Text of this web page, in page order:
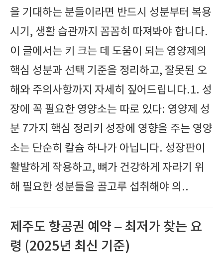
을 기대하는 분들이라면 반드시 성분부터 복용
시기, 생활 습관까지 꼼꼼히 따져봐야 합니다.
이 글에서는 키 크는 데 도움이 되는 영양제의
핵심 성분과 선택 기준을 정리하고, 잘못된 오
해와 주의사항까지 자세히 짚어드립니다.1. 성
장에 꼭 필요한 영양소는 따로 있다: 영양제 성
분 7가지 핵심 정리키 성장에 영향을 주는 영양
소는 단순히 칼슘 하나가 아닙니다. 성장판이
활발하게 작용하고, 뼈가 건강하게 자라기 위
해 필요한 성분들을 골고루 섭취해야 의..
제주도 항공권 예약 – 최저가 찾는 요
령 (2025년 최신 기준)